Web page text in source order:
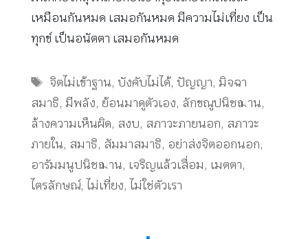
เหมือนกันหมด เสมอกันหมด มีความไม่เที่ยง เป็น
ทุกข์ เป็นอนัตตา เสมอกันหมด
Tags
จิตไม่เข้าฐาน, บังคับไม่ได้, ปัญญา, มิจฉา
สมาธิ, มีพลัง, ย้อนมาดูตัวเอง, ลักขณูปนิชฌาน,
ล้างความเห็นผิด, สงบ, สภาวะภายนอก, สภาวะ
ภายใน, สมาธิ, สัมมาสมาธิ, อย่าส่งจิตออกนอก,
อารัมมนูปนิชฌาน, เจริญแล้วเสื่อม, เมตตา,
ไตรลักษณ์, ไม่เที่ยง, ไม่ใช่ตัวเรา